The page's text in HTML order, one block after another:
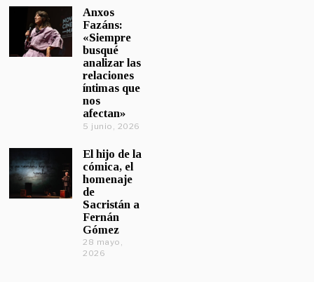
Anxos
Fazáns:
«Siempre
busqué
analizar las
relaciones
íntimas que
nos
afectan»
5 junio, 2026
El hijo de la
cómica, el
homenaje
de
Sacristán a
Fernán
Gómez
28 mayo,
2026